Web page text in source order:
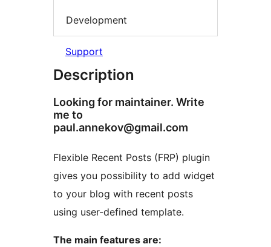
Development
Support
Description
Looking for maintainer. Write
me to
paul.annekov@gmail.com
Flexible Recent Posts (FRP) plugin
gives you possibility to add widget
to your blog with recent posts
using user-defined template.
The main features are: